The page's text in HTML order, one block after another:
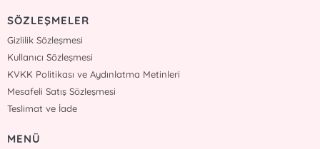
SÖZLEŞMELER
Gizlilik Sözleşmesi
Kullanıcı Sözleşmesi
KVKK Politikası ve Aydınlatma Metinleri
Mesafeli Satış Sözleşmesi
Teslimat ve İade
MENÜ